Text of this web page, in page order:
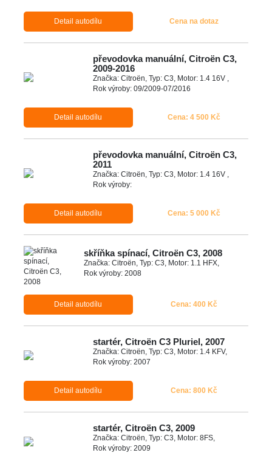
Detail autodílu Cena na dotaz
převodovka manuální, Citroën C3,
2009-2016
Značka: Citroën, Typ: C3, Motor: 1.4 16V ,
Rok výroby: 09/2009-07/2016
Detail autodílu Cena: 4 500 Kč
převodovka manuální, Citroën C3,
2011
Značka: Citroën, Typ: C3, Motor: 1.4 16V ,
Rok výroby:
Detail autodílu Cena: 5 000 Kč
skříňka spínací, Citroën C3, 2008
Značka: Citroën, Typ: C3, Motor: 1.1 HFX,
Rok výroby: 2008
Detail autodílu Cena: 400 Kč
startér, Citroën C3 Pluriel, 2007
Značka: Citroën, Typ: C3, Motor: 1.4 KFV,
Rok výroby: 2007
Detail autodílu Cena: 800 Kč
startér, Citroën C3, 2009
Značka: Citroën, Typ: C3, Motor: 8FS,
Rok výroby: 2009